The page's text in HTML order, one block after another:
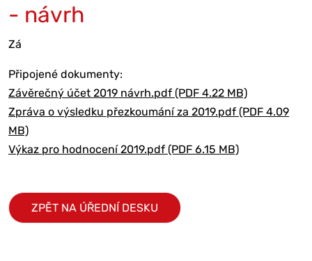
- návrh
Zá
Připojené dokumenty:
Závěrečný účet 2019 návrh.pdf (PDF 4.22 MB)
Zpráva o výsledku přezkoumání za 2019.pdf (PDF 4.09
MB)
Výkaz pro hodnocení 2019.pdf (PDF 6.15 MB)
ZPĚT NA ÚŘEDNÍ DESKU